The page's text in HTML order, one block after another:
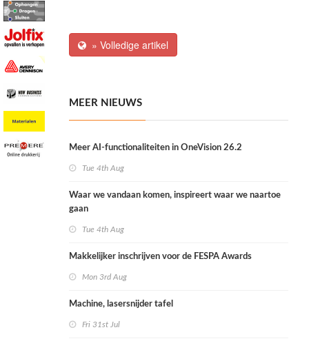
» Volledige artikel
MEER NIEUWS
Meer AI-functionaliteiten in OneVision 26.2
Tue 4th Aug
Waar we vandaan komen, inspireert waar we naartoe
gaan
Tue 4th Aug
Makkelijker inschrijven voor de FESPA Awards
Mon 3rd Aug
Machine, lasersnijder tafel
Fri 31st Jul